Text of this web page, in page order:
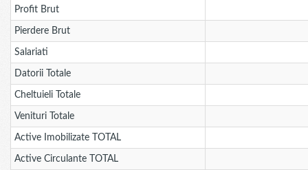
Profit Brut
Pierdere Brut
Salariati
Datorii Totale
Cheltuieli Totale
Venituri Totale
Active Imobilizate TOTAL
Active Circulante TOTAL